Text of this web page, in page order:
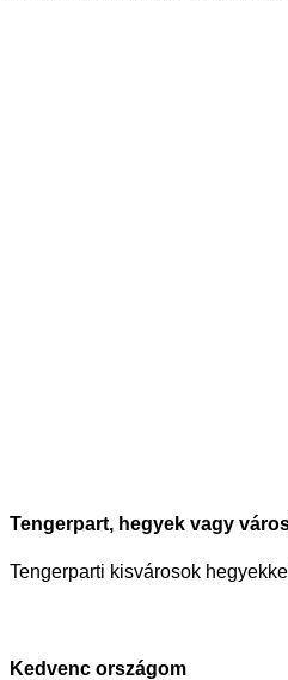
Tengerpart, hegyek vagy
Tengerparti kisvárosok
Kedvenc országom